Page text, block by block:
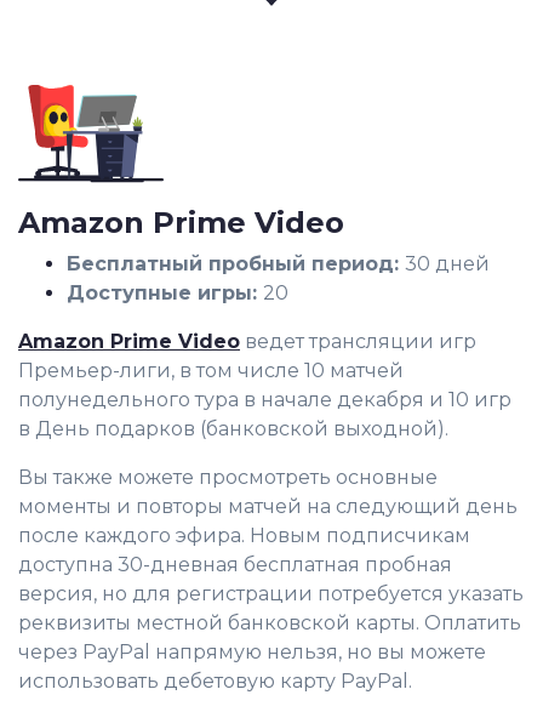
Amazon Prime Video
Бесплатный пробный период: 30 дней
Доступные игры: 20
Amazon Prime Video ведет трансляции игр
Премьер-лиги, в том числе 10 матчей
полунедельного тура в начале декабря и 10 игр
в День подарков (банковской выходной).
Вы также можете просмотреть основные
моменты и повторы матчей на следующий день
после каждого эфира. Новым подписчикам
доступна 30-дневная бесплатная пробная
версия, но для регистрации потребуется указать
реквизиты местной банковской карты. Оплатить
через PayPal напрямую нельзя, но вы можете
использовать дебетовую карту PayPal.